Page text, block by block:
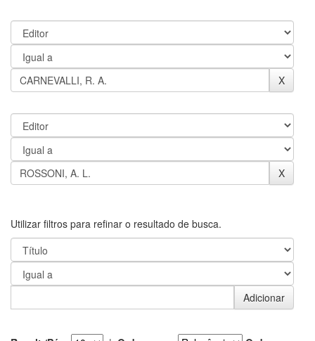
Utilizar filtros para refinar o resultado de busca.